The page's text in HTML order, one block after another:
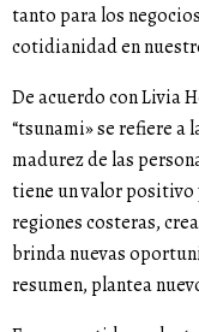
tanto para los
cotidianidad en
De acuerdo con Livia
“tsunami» se refiere a
madurez de las
tiene un valor positivo
regiones costeras,
brinda nuevas
resumen, plantea